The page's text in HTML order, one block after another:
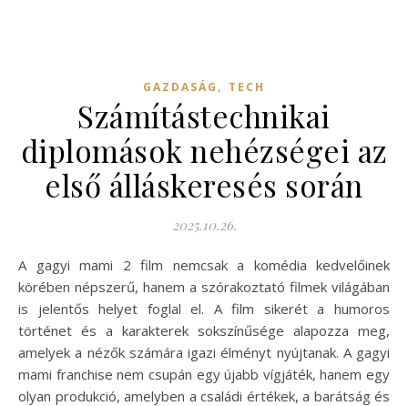
GAZDASÁG , TECH
Számítástechnikai
diplomások nehézségei az
első álláskeresés során
2025.10.26.
A gagyi mami 2 film nemcsak a komédia kedvelőinek
körében népszerű, hanem a szórakoztató filmek világában
is jelentős helyet foglal el. A film sikerét a humoros
történet és a karakterek sokszínűsége alapozza meg,
amelyek a nézők számára igazi élményt nyújtanak. A gagyi
mami franchise nem csupán egy újabb vígjáték, hanem egy
olyan produkció, amelyben a családi értékek, a barátság és